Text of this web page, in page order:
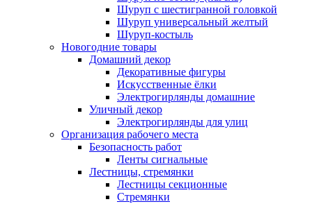
Шуруп с шестигранной головкой
Шуруп универсальный желтый
Шуруп-костыль
Новогодние товары
Домашний декор
Декоративные фигуры
Искусственные ёлки
Электрогирлянды домашние
Уличный декор
Электрогирлянды для улиц
Организация рабочего места
Безопасность работ
Ленты сигнальные
Лестницы, стремянки
Лестницы секционные
Стремянки